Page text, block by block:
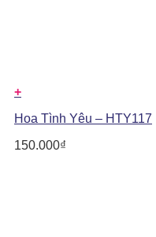
+
Hoa Tình Yêu – HTY117
150.000₫